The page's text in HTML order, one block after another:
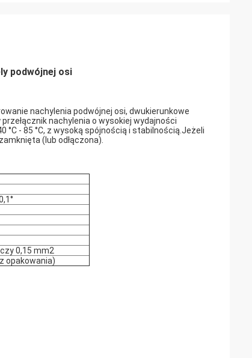
podwójnej osi
nachylenia podwójnej osi, dwukierunkowe
nachylenia o wysokiej wydajności
- 85 °C, z wysoką spójnością i stabilnością.Jeżeli
(lub odłączona).
0,15 mm2
opakowania)